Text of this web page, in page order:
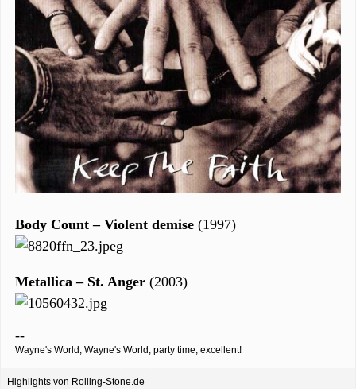
Body Count – Violent demise (1997)
Metallica – St. Anger (2003)
--
Wayne's World, Wayne's World, party time, excellent!
Highlights von Rolling-Stone.de